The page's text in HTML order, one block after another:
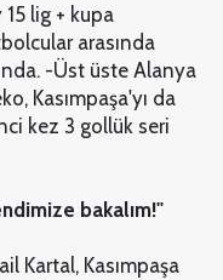
lig + kupa
arasında
-Üst üste Alanya
Kasımpaşa'yı da
kez 3 gollük seri
bakalım!"
Kartal, Kasımpaşa